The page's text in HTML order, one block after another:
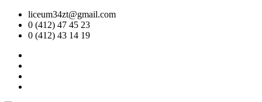
liceum34zt@gmail.com
0 (412) 47 45 23
0 (412) 43 14 19